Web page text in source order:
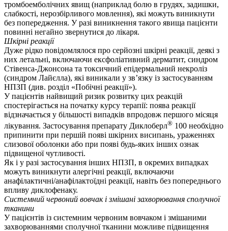
тромбоемболічних явищ (наприклад болю в грудях, задишки,
слабкості, нерозбірливого мовлення), які можуть виникнути
без попередження. У разі виникнення такого явища пацієнти
повинні негайно звернутися до лікаря.
Шкірні реакції
Дуже рідко повідомлялося про серйозні шкірні реакції, деякі з
них летальні, включаючи ексфоліативний дерматит, синдром
Стівенса-Джонсона та токсичний епідермальний некроліз
(синдром Лайєлла), які виникали у зв’язку із застосуванням
НПЗП (див. розділ «Побічні реакції»).
У пацієнтів найвищий ризик розвитку цих реакцій
спостерігається на початку курсу терапії: поява реакції
відзначається у більшості випадків впродовж першого місяця
лікування. Застосування препарату Диклоберл® 100 необхідно
припинити при першій появі шкірних висипань, ураженнях
слизової оболонки або при появі будь-яких інших ознак
підвищеної чутливості.
Як і у разі застосування інших НПЗП, в окремих випадках
можуть виникнути алергічні реакції, включаючи
анафілактичні/анафілактоїдні реакції, навіть без попереднього
впливу диклофенаку.
Системний червоний вовчак і змішані захворювання сполучної
тканини
У пацієнтів із системним червоним вовчаком і змішаними
захворюваннями сполучної тканини можливе підвищення